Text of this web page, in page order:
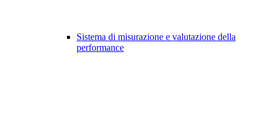
Sistema di misurazione e valutazione della
performance